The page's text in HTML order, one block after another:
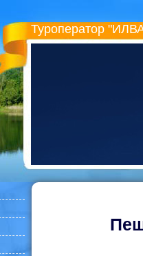
Туроператор